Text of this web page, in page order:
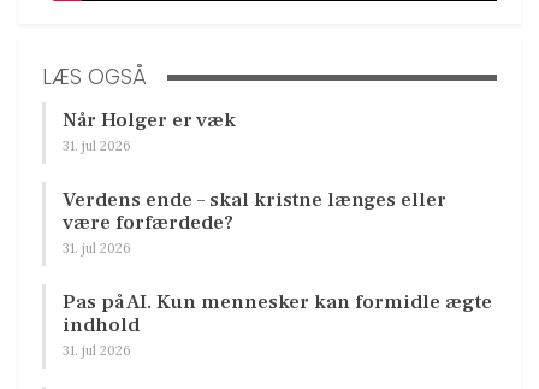
LÆS OGSÅ
Når Holger er væk
31. jul 2026
Verdens ende – skal kristne længes eller
være forfærdede?
31. jul 2026
Pas på AI. Kun mennesker kan formidle ægte
indhold
31. jul 2026